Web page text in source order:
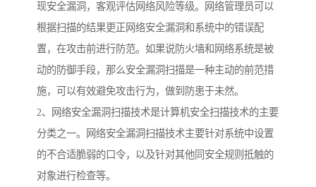
现安全漏洞，客观评估网络风险等级。网络管理员可以
根据扫描的结果更正网络安全漏洞和系统中的错误配
置，在攻击前进行防范。如果说防火墙和网络系统是被
动的防御手段，那么安全漏洞扫描是一种主动的前范措
施，可以有效避免攻击行为，做到防患于未然。
2、网络安全漏洞扫描技术是计算机安全扫描技术的主要
分类之一。网络安全漏洞扫描技术主要针对系统中设置
的不合适脆弱的口令，以及针对其他同安全规则抵触的
对象进行检查等。